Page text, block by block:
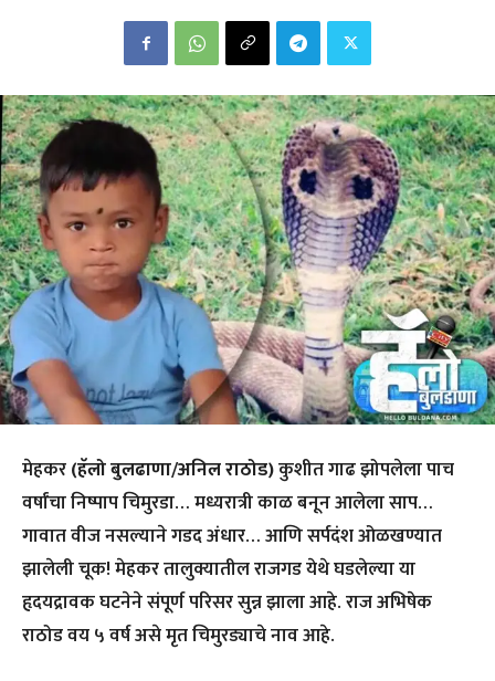
मेहकर(हॅलो बुलढाणा/अनिल राठोड)कुशीत गाढ झोपलेला पाच
वर्षांचा निष्पाप चिमुरडा… मध्यरात्री काळ बनून आलेला साप…
गावात वीज नसल्याने गडद अंधार… आणि सर्पदंश ओळखण्यात
झालेली चूक! मेहकर तालुक्यातील राजगड येथे घडलेल्या या
हृदयद्रावक घटनेने संपूर्ण परिसर सुन्न झाला आहे. राज अभिषेक
राठोड वय ५ वर्ष असे मृत चिमुरड्याचे नाव आहे.